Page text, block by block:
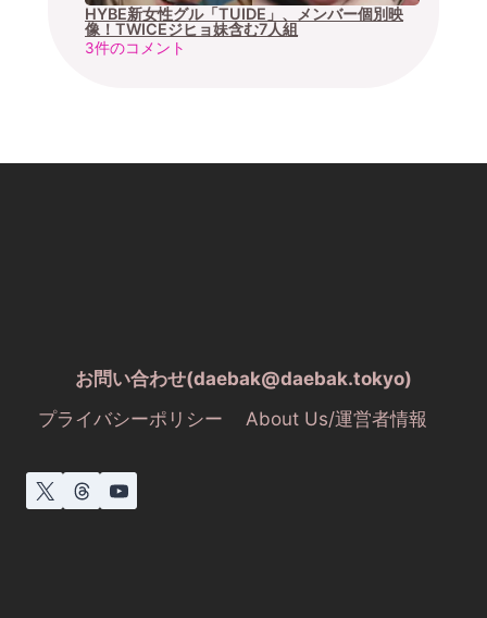
HYBE新女性グル「TUIDE」、メンバー個別映
像！TWICEジヒョ妹含む7人組
3件のコメント
お問い合わせ(daebak@daebak.tokyo)
プライバシーポリシー
About Us/運営者情報